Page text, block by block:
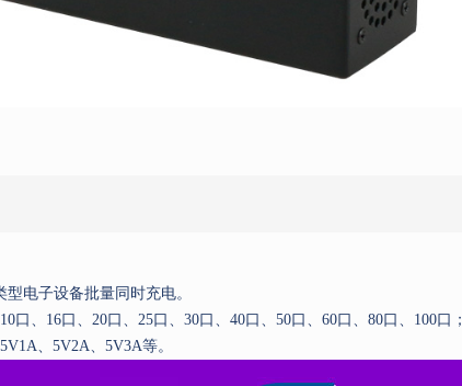
电子设备批量同时充电。
口、16口、20口、25口、30口、40口、50口、60口、80口、100口；
、5V2A、5V3A等。